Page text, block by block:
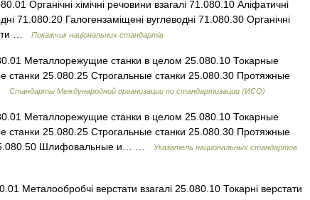
Органічні хімічні речовини взагалі 71.080.10 Аліфатичні
71.080.20 Галогензаміщені вуглеводні 71.080.30 Органічні
…
Покажчик національних стандартів
Металлорежущие станки в целом 25.080.10 Токарные
станки 25.080.25 Строгальные станки 25.080.30 Протяжные
Стандарты Международной организации по стандартизации (ИСО)
Металлорежущие станки в целом 25.080.10 Токарные
станки 25.080.25 Строгальные станки 25.080.30 Протяжные
Шлифовальные и… …
Указатель национальных стандартов
Металообробчі верстати взагалі 25.080.10 Токарні верстати